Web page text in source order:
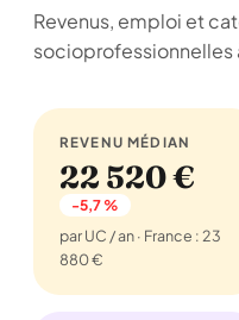
Revenus, emploi et
socioprofessionnelles
REVENU MÉDIAN
22 520 €
-5,7 %
par UC / an · France : 23
880 €